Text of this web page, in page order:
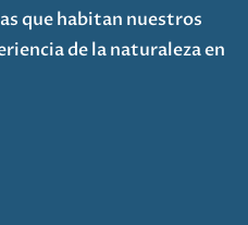
que habitan nuestros
de la naturaleza en